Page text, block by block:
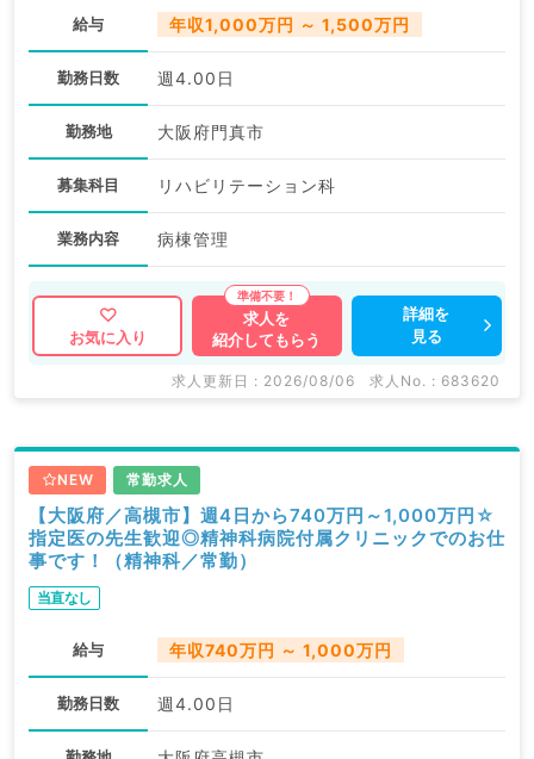
給与 年収1,000万円 ～ 1,500万円
勤務日数 週4.00日
勤務地 大阪府門真市
募集科目 リハビリテーション科
業務内容 病棟管理
お気に入り
求人を
紹介してもらう
詳細を
見る
求人更新日 : 2026/08/06 求人No. : 683620
NEW 常勤求人
【大阪府／高槻市】週4日から740万円～1,000万円☆
指定医の先生歓迎◎精神科病院付属クリニックでのお仕
事です！（精神科／常勤）
当直なし
給与 年収740万円 ～ 1,000万円
勤務日数 週4.00日